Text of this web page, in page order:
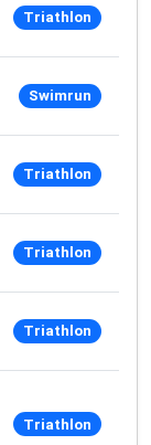
Triathlon
Swimrun
Triathlon
Triathlon
Triathlon
Triathlon